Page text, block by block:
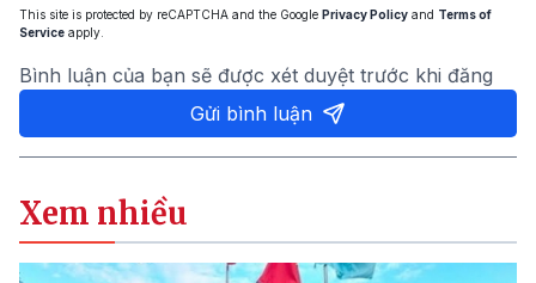
This site is protected by reCAPTCHA and the Google Privacy Policy and Terms of
Service apply.
Bình luận của bạn sẽ được xét duyệt trước khi đăng
Gửi bình luận
Xem nhiều